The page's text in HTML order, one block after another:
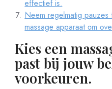
effectief is.
Neem regelmatig
massage apparaat om
Kies een
past bij jouw
voorkeuren.